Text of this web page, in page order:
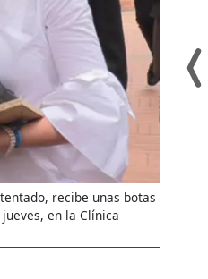
recibe unas botas
en la Clínica
la Lotería Nacional de
habla de la lotería
auditorías internas y su
la institución